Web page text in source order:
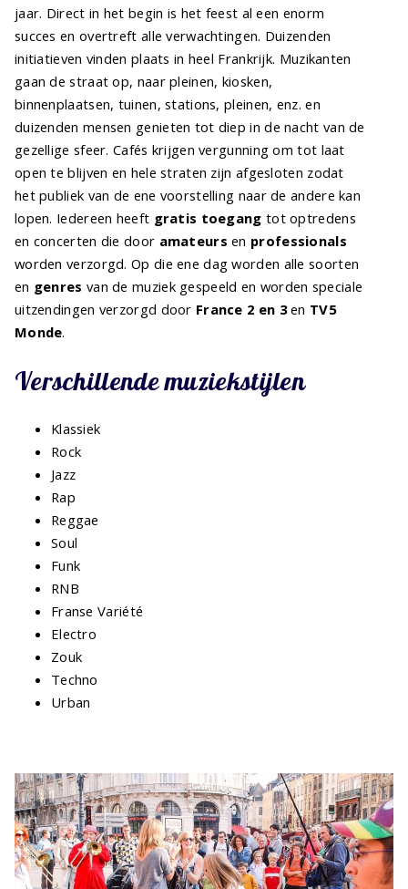
jaar. Direct in het begin is het feest al een enorm
succes en overtreft alle verwachtingen. Duizenden
initiatieven vinden plaats in heel Frankrijk. Muzikanten
gaan de straat op, naar pleinen, kiosken,
binnenplaatsen, tuinen, stations, pleinen, enz. en
duizenden mensen genieten tot diep in de nacht van de
gezellige sfeer. Cafés krijgen vergunning om tot laat
open te blijven en hele straten zijn afgesloten zodat
het publiek van de ene voorstelling naar de andere kan
lopen. Iedereen heeft gratis toegang tot optredens
en concerten die door amateurs en professionals
worden verzorgd. Op die ene dag worden alle soorten
en genres van de muziek gespeeld en worden speciale
uitzendingen verzorgd door France 2 en 3en TV5
Monde.
Verschillende muziekstijlen
Klassiek
Rock
Jazz
Rap
Reggae
Soul
Funk
RNB
Franse Variété
Electro
Zouk
Techno
Urban